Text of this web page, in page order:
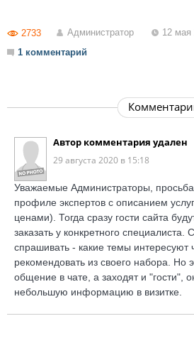
Администратор 12 мая
2733
1 комментарий
Автор комментария удален
29 августа 2020 в 15:18
Уважаемые Администраторы,
профиле экспертов с описанием
ценами). Тогда сразу гости сайта
заказать у конкретного специалиста.
спрашивать - какие темы интересуют
рекомендовать из своего набора. Но
общение в чате, а заходят и "гости",
небольшую информацию в визитке.